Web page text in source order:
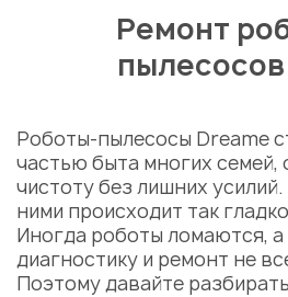
Ремонт
Роботы-пылесосы Dreame
частью быта многих семей,
чистоту без лишних
ними происходит так
Иногда роботы ломаются, а
диагностику и ремонт не
Поэтому давайте